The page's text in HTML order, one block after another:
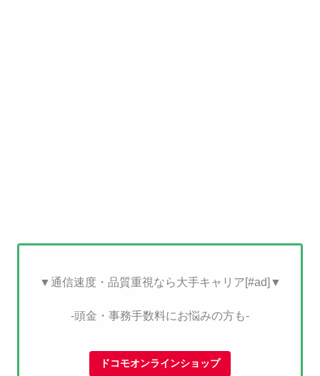
▼通信速度・品質重視なら大手キャリア[#ad]▼
-頭金・事務手数料にお悩みの方も-
ドコモオンラインショップ